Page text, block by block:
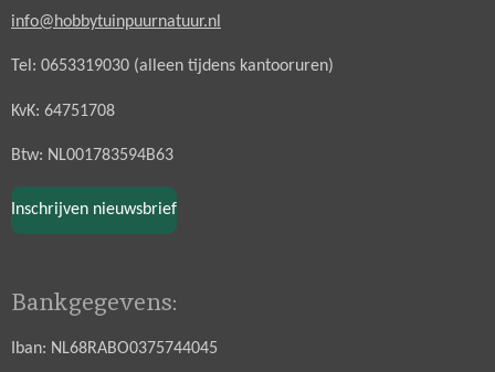
info@hobbytuinpuurnatuur.nl
Tel: 0653319030 (alleen tijdens kantooruren)
KvK: 64751708
Btw: NL001783594B63
Inschrijven nieuwsbrief
Bankgegevens:
Iban: NL68RABO0375744045